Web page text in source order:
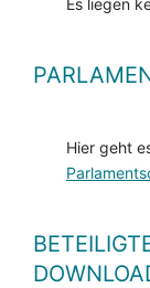
Es liegen
Hier geht